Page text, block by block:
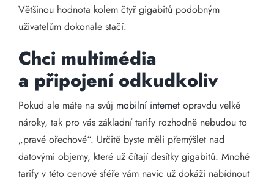
Většinou hodnota kolem čtyř gigabitů podobným
uživatelům dokonale stačí.
Chci multimédia
a připojení odkudkoliv
Pokud ale máte na svůj mobilní internet opravdu velké
nároky, tak pro vás základní tarify rozhodně nebudou to
„pravé ořechové“. Určitě byste měli přemýšlet nad
datovými objemy, které už čítají desítky gigabitů. Mnohé
tarify v této cenové sféře vám navíc už dokáží nabídnout